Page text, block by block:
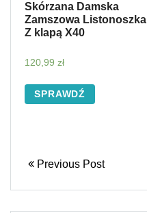
Skórzana Damska
Zamszowa Listonoszka
Z klapą X40
120,99 zł
SPRAWDŹ
Previous Post